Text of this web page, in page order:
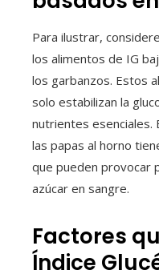
Para ilustrar,
los alimentos de IG
los garbanzos. Estos
solo estabilizan la
nutrientes esenciales.
las papas al horno
que pueden provocar
azúcar en sangre.
Factores
Índice